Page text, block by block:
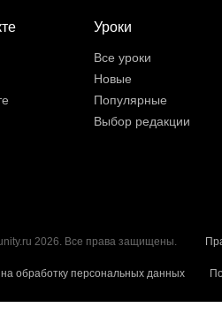
Уроки
Все уроки
Новые
Популярные
Выбор редакции
2026. Все права защищены.
обработку персональных данных